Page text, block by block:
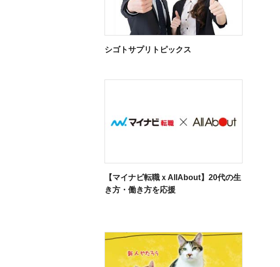
シゴトサプリトピックス
【マイナビ転職ｘAllAbout】20代の生
き方・働き方を応援